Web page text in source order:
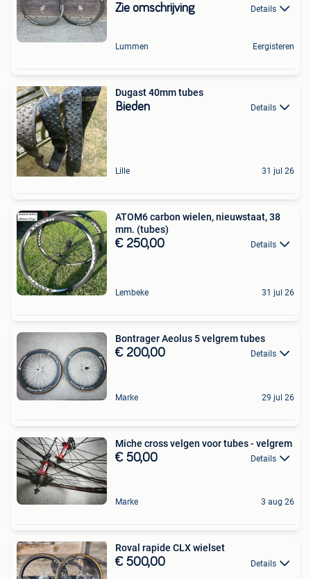
Zie omschrijving Details
Lummen Eergisteren
Dugast 40mm tubes
Bieden Details
Lille 31 jul 26
ATOM6 carbon wielen, nieuwstaat, 38
mm. (tubes)
€ 250,00 Details
Lembeke 31 jul 26
Bontrager Aeolus 5 velgrem tubes
€ 200,00 Details
Marke 29 jul 26
Miche cross velgen voor tubes - velgrem
€ 50,00 Details
Marke 3 aug 26
Roval rapide CLX wielset
€ 500,00 Details